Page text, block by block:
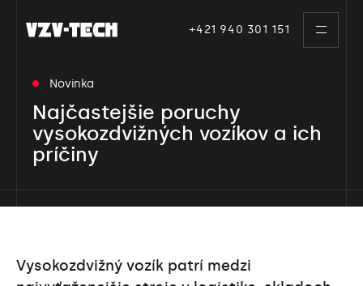
+421 940 301 151
toggle
Novinka
Najčastejšie poruchy
vysokozdvižných vozíkov a ich
príčiny
Vysokozdvižný vozík patrí medzi